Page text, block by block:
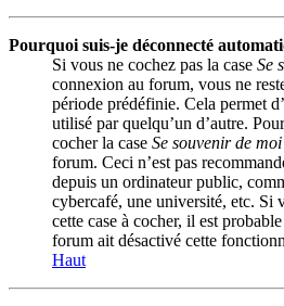
Pourquoi suis-je déconnecté
Si vous ne cochez pas la case Se
connexion au forum, vous ne
période prédéfinie. Cela permet
utilisé par quelqu’un d’autre.
cocher la case Se souvenir de moi
forum. Ceci n’est pas
depuis un ordinateur public,
cybercafé, une université, etc. Si
cette case à cocher, il est
forum ait désactivé cette
Haut